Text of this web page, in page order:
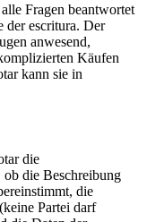
Fragen beantwortet
der escritura. Der
anwesend,
Käufen
kann sie in
die
die Beschreibung
die
Partei darf